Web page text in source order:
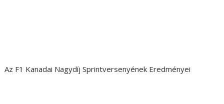
Az F1 Kanadai Nagydíj Sprintversenyének Eredményei